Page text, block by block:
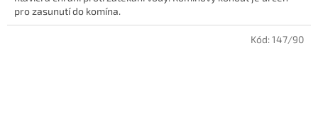
pro zasunutí do komína.
Kód:147/90